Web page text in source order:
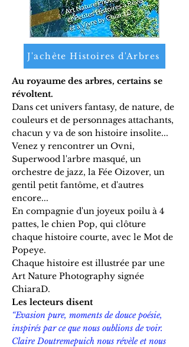
J'achète Histoires d'Arbres
Au royaume des arbres, certains se
révoltent.
Dans cet univers fantasy, de nature, de
couleurs et de personnages attachants,
chacun y va de son histoire insolite...
Venez y rencontrer un Ovni,
Superwood l'arbre masqué, un
orchestre de jazz, la Fée Oizover, un
gentil petit fantôme, et d'autres
encore...
En compagnie d'un joyeux poilu à 4
pattes, le chien Pop, qui clôture
chaque histoire courte, avec le Mot de
Popeye.
Chaque histoire est illustrée par une
Art Nature Photography signée
ChiaraD.
Les lecteurs disent
“Evasion pure, moments de douce poésie,
inspirés par ce que nous oublions de voir.
Claire Doutremepuich nous révèle et nous